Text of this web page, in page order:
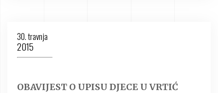
30. travnja
2015
OBAVIJEST O UPISU DJECE U VRTIĆ